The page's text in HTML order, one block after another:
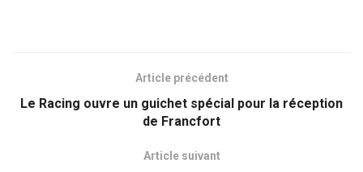
Article précédent
Le Racing ouvre un guichet spécial pour la réception
de Francfort
Article suivant